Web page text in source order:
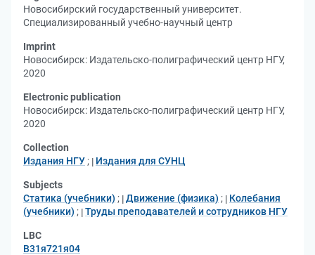
Новосибирский государственный университет.
Специализированный учебно-научный центр
Imprint
Новосибирск: Издательско-полиграфический центр НГУ,
2020
Electronic publication
Новосибирск: Издательско-полиграфический центр НГУ,
2020
Collection
Издания НГУ ; Издания для СУНЦ
Subjects
Статика (учебники) ; Движение (физика) ;
Колебания
(учебники) ; Труды преподавателей и сотрудников НГУ
LBC
В31я721я04